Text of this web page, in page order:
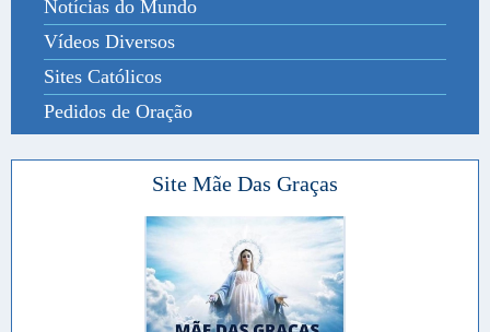
Notícias do Mundo
Vídeos Diversos
Sites Católicos
Pedidos de Oração
Site Mãe Das Graças